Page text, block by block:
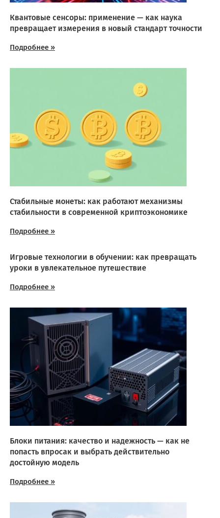
Квантовые сенсоры: применение — как наука
превращает измерения в новый стандарт точности
Подробнее »
Стабильные монеты: как работают механизмы
стабильности в современной криптоэкономике
Подробнее »
Игровые технологии в обучении: как превращать
уроки в увлекательное путешествие
Подробнее »
Блоки питания: качество и надежность — как не
попасть впросак и выбрать действительно
достойную модель
Подробнее »